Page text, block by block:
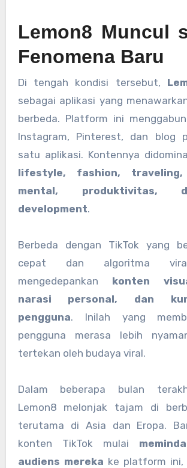
Lemon8 Muncul
Fenomena Baru
Di tengah kondisi tersebut,
sebagai aplikasi yang
berbeda. Platform ini
Instagram, Pinterest, dan blog
satu aplikasi. Kontennya
lifestyle, fashion, traveling,
mental, produktivitas,
development.
Berbeda dengan TikTok yang
cepat dan algoritma
mengedepankan konten
narasi personal, dan
pengguna. Inilah yang
pengguna merasa lebih
tertekan oleh budaya viral.
Dalam beberapa bulan
Lemon8 melonjak tajam di
terutama di Asia dan Eropa.
konten TikTok mulai
audiens mereka ke platform ini,